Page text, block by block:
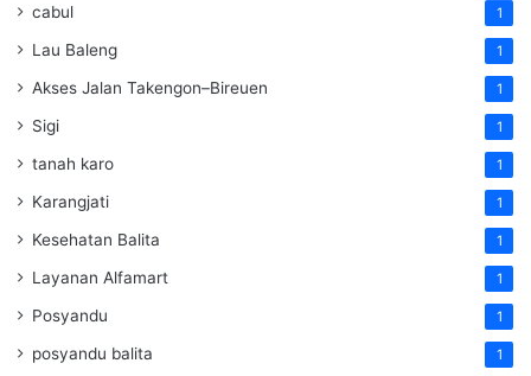
cabul 1
Lau Baleng 1
Akses Jalan Takengon–Bireuen 1
Sigi 1
tanah karo 1
Karangjati 1
Kesehatan Balita 1
Layanan Alfamart 1
Posyandu 1
posyandu balita 1